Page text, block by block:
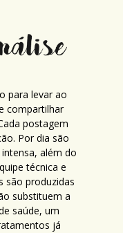
para levar ao
compartilhar
postagem
Por dia são
além do
técnica e
são produzidas
substituem a
saúde, um
já